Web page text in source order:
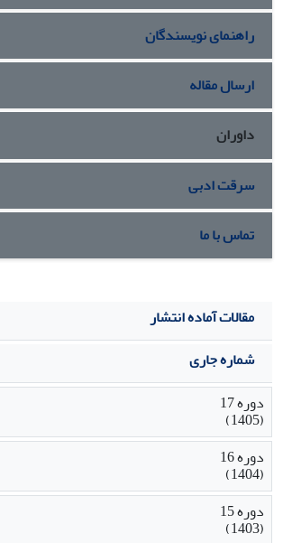
رقم خیار مورد نظر با توجه به فعالیت‏های
آنزیمی و غیرآنزیمی و همچنین تجمع پرولین
راهنمای نویسندگان
ارسال مقاله
داوران
سرقت ادبی
تماس با ما
مقالات آماده انتشار
شماره جاری
دوره 17
(1405)
دوره 16
(1404)
دوره 15
(1403)